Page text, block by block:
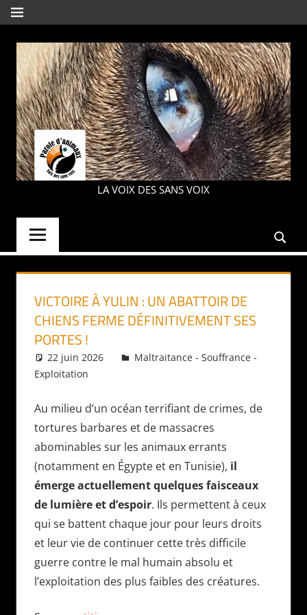
Aller
au
contenu
MENU
PAROLE
LA VOIX DES SANS VOIX
VICTOIRE À YULIN : UN ABATTOIR DE
CHIENS FERME DÉFINITIVEMENT SES
PORTES !
22 juin 2026 Daniel
Maltraitance - Souffrance -
Exploitation
Au milieu d’un océan terrifiant de crimes, de
tortures barbares et de massacres
abominables sur les animaux errants
(notamment en Égypte et en Tunisie), il
émerge actuellement quelques faisceaux
de lumière et d’espoir. Ils permettent à ceux
qui se battent chaque jour pour leurs droits
et leur vie de continuer cette très difficile
guerre contre le mal humain absolu et
l’exploitation des plus faibles des créatures.